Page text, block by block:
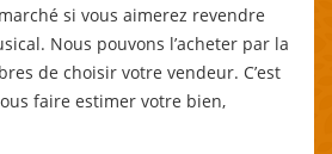
si vous aimerez revendre
Nous pouvons l’acheter par la
de choisir votre vendeur. C’est
faire estimer votre bien,